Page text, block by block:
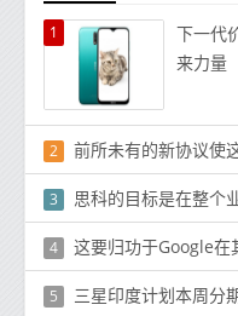
1
下一代
来力量
2 前所未有的新协议使
3 思科的目标是在整个
4 这要归功于Google在
5 三星印度计划本周分